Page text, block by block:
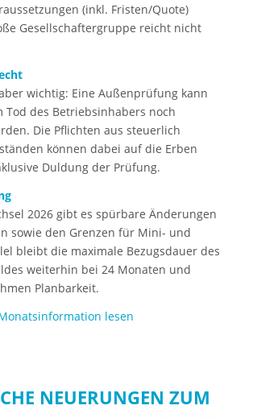
(inkl. Fristen/Quote)
Gesellschaftergruppe reicht nicht
wichtig: Eine Außenprüfung kann
Tod des Betriebsinhabers noch
Die Pflichten aus steuerlich
können dabei auf die Erben
Duldung der Prüfung.
2026 gibt es spürbare Änderungen
sowie den Grenzen für Mini- und
bleibt die maximale Bezugsdauer des
weiterhin bei 24 Monaten und
Planbarkeit.
lesen
NEUERUNGEN ZUM